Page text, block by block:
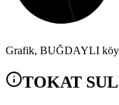
Grafik, BUĞDAYLI
TOKAT